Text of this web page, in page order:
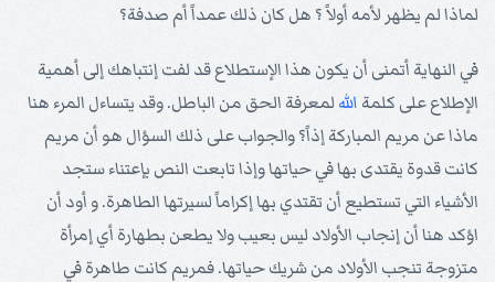
لماذا لم يظهر لأمه أولاً ؟ هل كان ذلك عمداً أم صدفة؟
في النهاية أتمنى أن يكون هذا الإستطلاع قد لفت إنتباهك إلى أهمية
الإطلاع على كلمة الله لمعرفة الحق من الباطل. وقد يتساءل المرء هنا
ماذا عن مريم المباركة إذاً؟ والجواب على ذلك السؤال هو أن مريم
كانت قدوة يقتدى بها في حياتها وإذا تابعت النص بإعتناء ستجد
الأشياء التي تستطيع أن تقتدي بها إكراماً لسيرتها الطاهرة. و أود أن
اؤكد هنا أن إنجاب الأولاد ليس بعيب ولا يطعن بطهارة أي إمرأة
متزوجة تنجب الأولاد من شريك حياتها. فمريم كانت طاهرة في